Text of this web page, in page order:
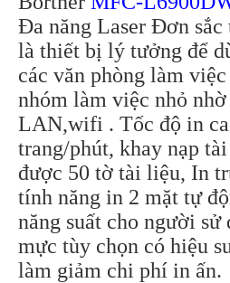
Đa năng Laser Đơn
là thiết bị lý tưởng để
các văn phòng làm
nhóm làm việc nhỏ
LAN,wifi . Tốc độ in
trang/phút, khay nạp
được 50 tờ tài liệu, In
tính năng in 2 mặt tự
năng suất cho người sử
mực tùy chọn có hiệu
làm giảm chi phí in ấn.